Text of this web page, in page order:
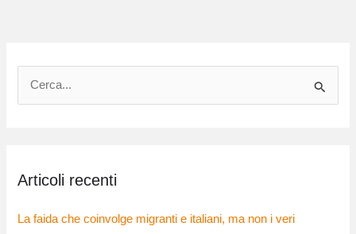
a
Articoli recenti
La faida che coinvolge migranti e italiani, ma non i veri